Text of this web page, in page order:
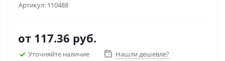
Артикул: 110488
от 117.36 руб.
Уточняйте наличие
Нашли дешевле?